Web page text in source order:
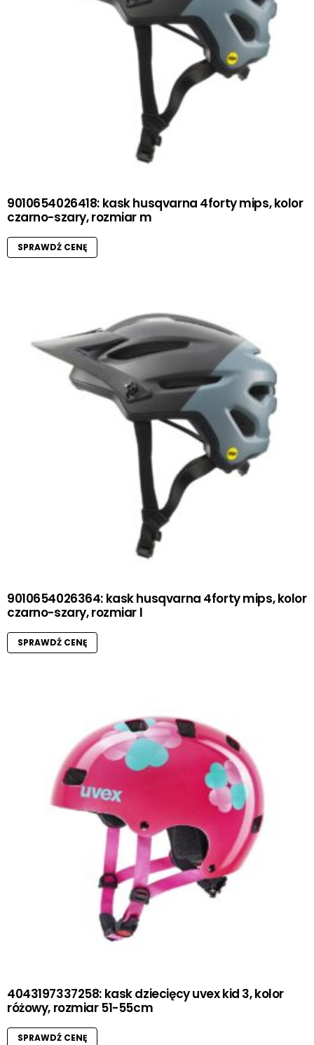
9010654026418: kask husqvarna 4forty mips, kolor
czarno-szary, rozmiar m
SPRAWDŹ CENĘ
9010654026364: kask husqvarna 4forty mips, kolor
czarno-szary, rozmiar l
SPRAWDŹ CENĘ
4043197337258: kask dziecięcy uvex kid 3, kolor
różowy, rozmiar 51-55cm
SPRAWDŹ CENĘ